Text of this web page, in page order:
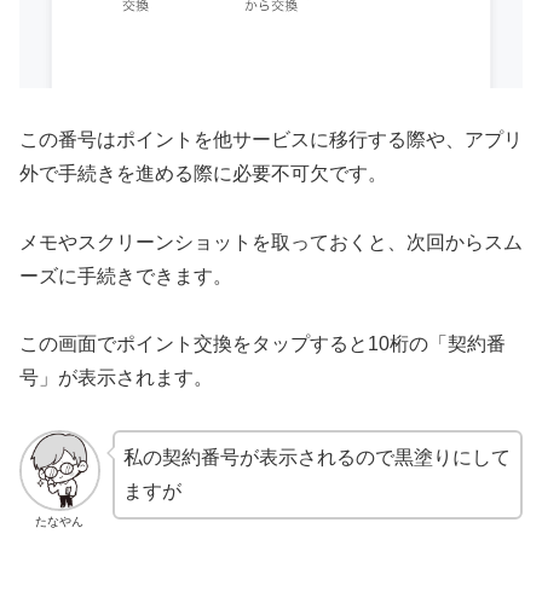
この番号はポイントを他サービスに移行する際や、アプリ
外で手続きを進める際に必要不可欠です。
メモやスクリーンショットを取っておくと、次回からスム
ーズに手続きできます。
この画面でポイント交換をタップすると10桁の「契約番
号」が表示されます。
たなやん
私の契約番号が表示されるので黒塗りにして
ますが